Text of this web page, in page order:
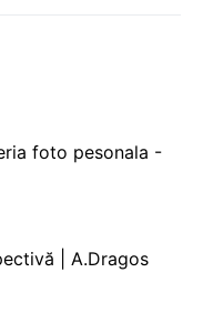
foto pesonala -
| A.Dragos